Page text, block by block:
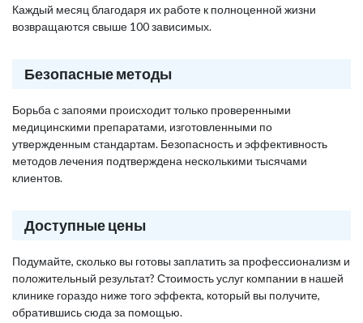
Каждый месяц благодаря их работе к полноценной жизни
возвращаются свыше 100 зависимых.
Безопасные методы
Борьба с запоями происходит только проверенными
медицинскими препаратами, изготовленными по
утвержденным стандартам. Безопасность и эффективность
методов лечения подтверждена несколькими тысячами
клиентов.
Доступные цены
Подумайте, сколько вы готовы заплатить за профессионализм и
положительный результат? Стоимость услуг компании в нашей
клинике гораздо ниже того эффекта, который вы получите,
обратившись сюда за помощью.